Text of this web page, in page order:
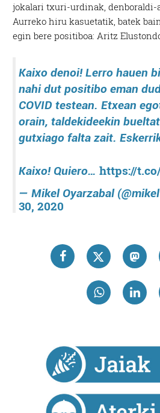
jokalari txuri-urdinak, denboraldi-
Aurreko hiru kasuetatik, batek
egin bere positiboa: Aritz
Kaixo denoi! Lerro hauen
nahi dut positibo eman
COVID testean. Etxean
orain, taldekideekin
gutxiago falta zait.
Kaixo! Quiero…https://
— Mikel Oyarzabal
30, 2020